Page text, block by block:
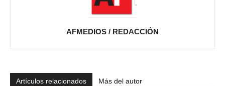
AFMEDIOS / REDACCIÓN
Artículos relacionados Más del autor